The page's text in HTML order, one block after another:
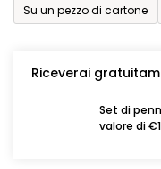
Su un pezzo di cartone
Riceverai
Set di
valore di